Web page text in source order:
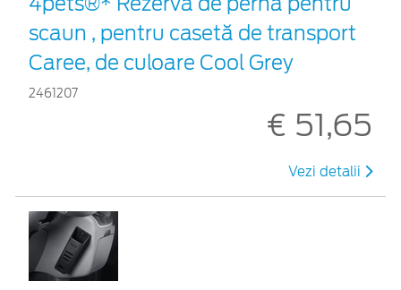
scaun , pentru casetă de transport
Caree, de culoare Cool Grey
2461207
€ 51,65
Vezi detalii